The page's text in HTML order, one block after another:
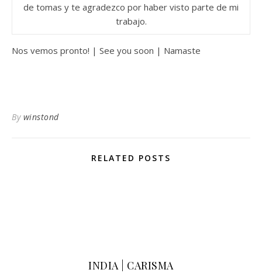
de tomas y te agradezco por haber visto parte de mi
trabajo.
Nos vemos pronto! | See you soon | Namaste
By winstond
RELATED POSTS
INDIA | CARISMA